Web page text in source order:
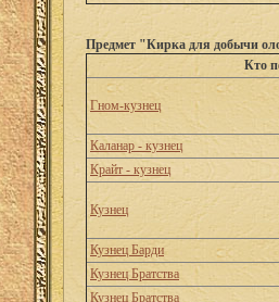
Предмет "Кирка для добычи
Кто
Гном-кузнец
Каланар - кузнец
Крайт - кузнец
Кузнец
Кузнец Барди
Кузнец Братства
Кузнец Братства